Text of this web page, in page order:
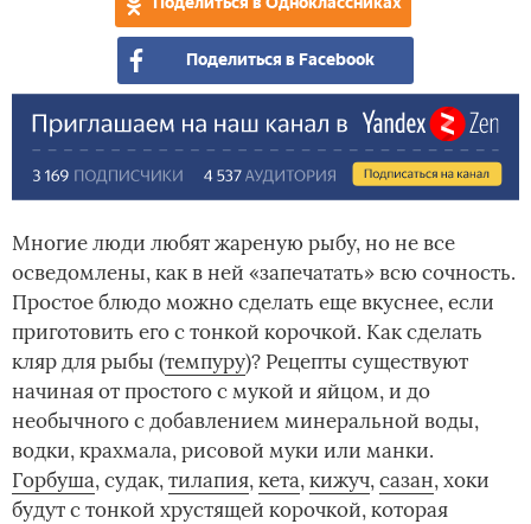
Поделиться в Facebook
Многие люди любят жареную рыбу, но не все
осведомлены, как в ней «запечатать» всю сочность.
Простое блюдо можно сделать еще вкуснее, если
приготовить его с тонкой корочкой. Как сделать
кляр для рыбы (темпуру)? Рецепты существуют
начиная от простого с мукой и яйцом, и до
необычного с добавлением минеральной воды,
водки, крахмала, рисовой муки или манки.
Горбуша, судак,тилапия,кета,кижуч,сазан, хоки
будут с тонкой хрустящей корочкой, которая